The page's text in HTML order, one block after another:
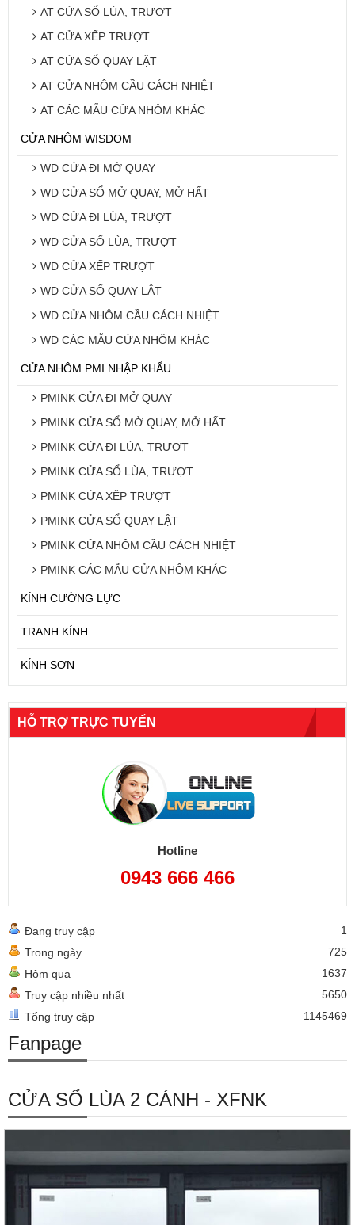
AT CỬA SỔ LÙA, TRƯỢT
AT CỬA XẾP TRƯỢT
AT CỬA SỔ QUAY LẬT
AT CỬA NHÔM CẦU CÁCH NHIỆT
AT CÁC MẪU CỬA NHÔM KHÁC
CỬA NHÔM WISDOM
WD CỬA ĐI MỞ QUAY
WD CỬA SỔ MỞ QUAY, MỞ HẤT
WD CỬA ĐI LÙA, TRƯỢT
WD CỬA SỔ LÙA, TRƯỢT
WD CỬA XẾP TRƯỢT
WD CỬA SỔ QUAY LẬT
WD CỬA NHÔM CẦU CÁCH NHIỆT
WD CÁC MẪU CỬA NHÔM KHÁC
CỬA NHÔM PMI NHẬP KHẨU
PMINK CỬA ĐI MỞ QUAY
PMINK CỬA SỔ MỞ QUAY, MỞ HẤT
PMINK CỬA ĐI LÙA, TRƯỢT
PMINK CỬA SỔ LÙA, TRƯỢT
PMINK CỬA XẾP TRƯỢT
PMINK CỬA SỔ QUAY LẬT
PMINK CỬA NHÔM CẦU CÁCH NHIỆT
PMINK CÁC MẪU CỬA NHÔM KHÁC
KÍNH CƯỜNG LỰC
TRANH KÍNH
KÍNH SƠN
HỖ TRỢ TRỰC TUYẾN
Hotline
0943 666 466
Đang truy cập
1
Trong ngày
725
Hôm qua
1637
Truy cập nhiều nhất
5650
Tổng truy cập
1145469
Fanpage
CỬA SỔ LÙA 2 CÁNH - XFNK